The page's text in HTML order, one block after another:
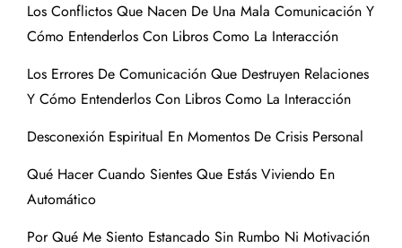
Los Conflictos Que Nacen De Una Mala Comunicación Y
Cómo Entenderlos Con Libros Como La Interacción
Los Errores De Comunicación Que Destruyen Relaciones
Y Cómo Entenderlos Con Libros Como La Interacción
Desconexión Espiritual En Momentos De Crisis Personal
Qué Hacer Cuando Sientes Que Estás Viviendo En
Automático
Por Qué Me Siento Estancado Sin Rumbo Ni Motivación